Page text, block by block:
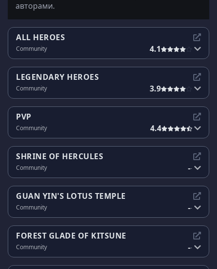
авторами.
ALL HEROES
Community 4.1
LEGENDARY HEROES
Community 3.9
PVP
Community 4.4
SHRINE OF HERCULES
Community --
GUAN YIN'S LOTUS TEMPLE
Community --
FOREST GLADE OF KITSUNE
Community --